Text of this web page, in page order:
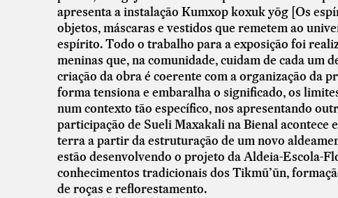
apresenta a instalação Kumxop koxuk yõg [Os
objetos, máscaras e vestidos que remetem ao
espírito. Todo o trabalho para a exposição foi
meninas que, na comunidade, cuidam de cada um
criação da obra é coerente com a organização da
forma tensiona e embaralha o significado, os
num contexto tão específico, nos apresentando
participação de Sueli Maxakali na Bienal acontece
terra a partir da estruturação de um novo
estão desenvolvendo o projeto da Aldeia-Escola-
conhecimentos tradicionais dos Tikmũ’ũn,
de roças e reflorestamento.